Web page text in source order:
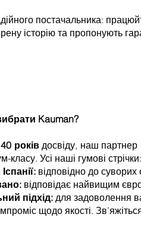
постачальника:
історію та пропонують
Kauman?
40 роківдосвіду, наш партнер
класу. Усі наші гумові стрічки:
відповідно до суворих
відповідає найвищим
підхід: для задоволення
щодо якості.